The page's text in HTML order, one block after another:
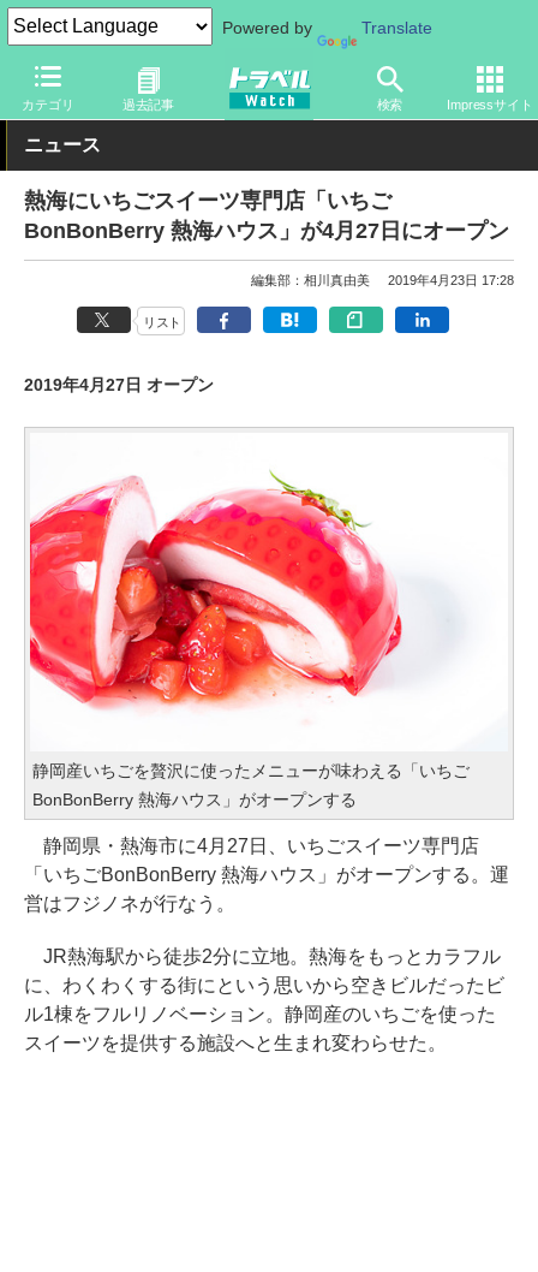
Powered by Translate
カテゴリ 過去記事 検索 Impressサイト
トラベル Watch 地域 国内旅行 関東
ニュース
熱海にいちごスイーツ専門店「いちご
BonBonBerry 熱海ハウス」が4月27日にオープン
編集部：相川真由美 2019年4月23日 17:28
リスト
2019年4月27日 オープン
静岡産いちごを贅沢に使ったメニューが味わえる「いちご
BonBonBerry 熱海ハウス」がオープンする
静岡県・熱海市に4月27日、いちごスイーツ専門店
「いちごBonBonBerry 熱海ハウス」がオープンする。運
営はフジノネが行なう。
JR熱海駅から徒歩2分に立地。熱海をもっとカラフル
に、わくわくする街にという思いから空きビルだったビ
ル1棟をフルリノベーション。静岡産のいちごを使った
スイーツを提供する施設へと生まれ変わらせた。